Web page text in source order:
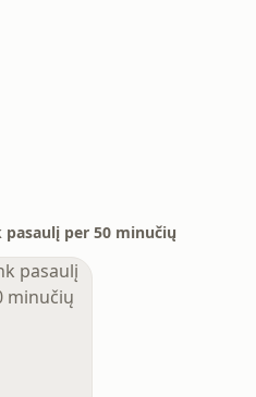
pasaulį per 50 minučių